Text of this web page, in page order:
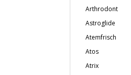
Arthrodont
Astroglide
Atemfrisch
Atos
Atrix